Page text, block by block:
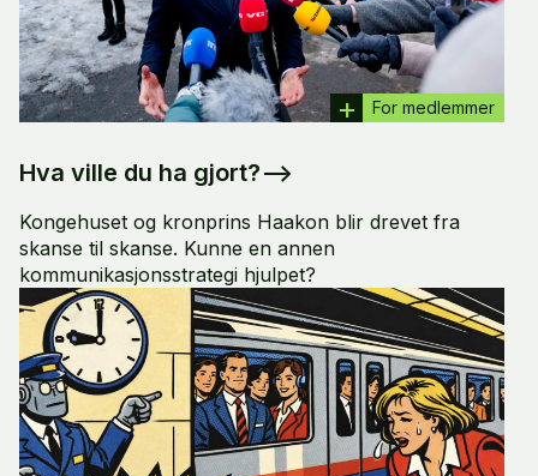
For medlemmer
Hva ville du ha gjort?–>
Kongehuset og kronprins Haakon blir drevet fra
skanse til skanse. Kunne en annen
kommunikasjonsstrategi hjulpet?